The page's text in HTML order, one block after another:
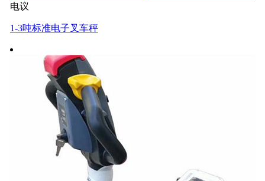
电议
1-3吨标准电子叉车秤